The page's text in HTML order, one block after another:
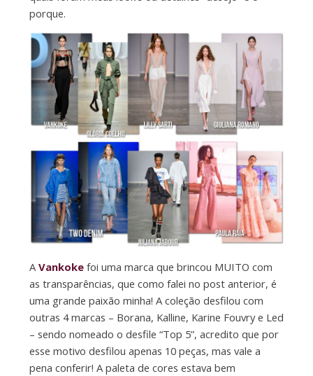
porque.
A Vankokefoi uma marca que brincou MUITO com
as transparências, que como falei no post anterior, é
uma grande paixão minha! A coleção desfilou com
outras 4 marcas – Borana, Kalline, Karine Fouvry e Led
– sendo nomeado o desfile “Top 5”, acredito que por
esse motivo desfilou apenas 10 peças, mas vale a
pena conferir! A paleta de cores estava bem